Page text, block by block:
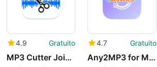
4.9 Gratuito
MP3 Cutter Joiner for Mac
4.7 Gratuito
Any2MP3 for Mac